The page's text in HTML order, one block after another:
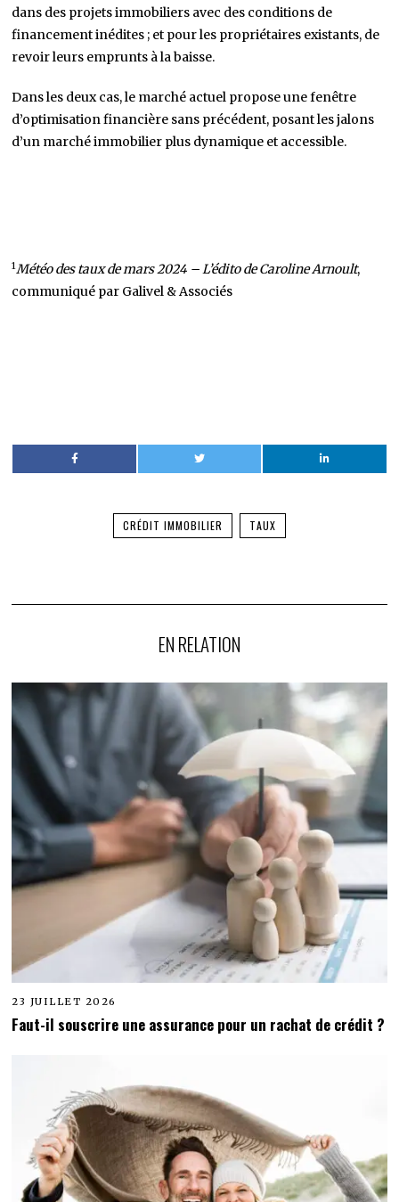
dans des projets immobiliers avec des conditions de
financement inédites ; et pour les propriétaires existants, de
revoir leurs emprunts à la baisse.
Dans les deux cas, le marché actuel propose une fenêtre
d’optimisation financière sans précédent, posant les jalons
d’un marché immobilier plus dynamique et accessible.
1Météo des taux de mars 2024 – L’édito de Caroline Arnoult,
communiqué par Galivel & Associés
CRÉDIT IMMOBILIER TAUX
EN RELATION
23 JUILLET 2026
Faut-il souscrire une assurance pour un rachat de crédit ?